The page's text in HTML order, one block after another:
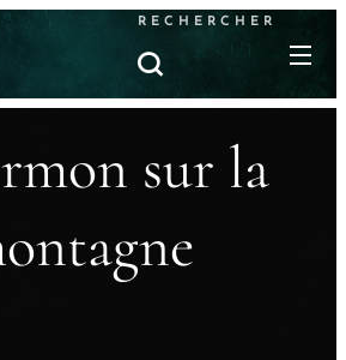
RECHERCHER
sur la